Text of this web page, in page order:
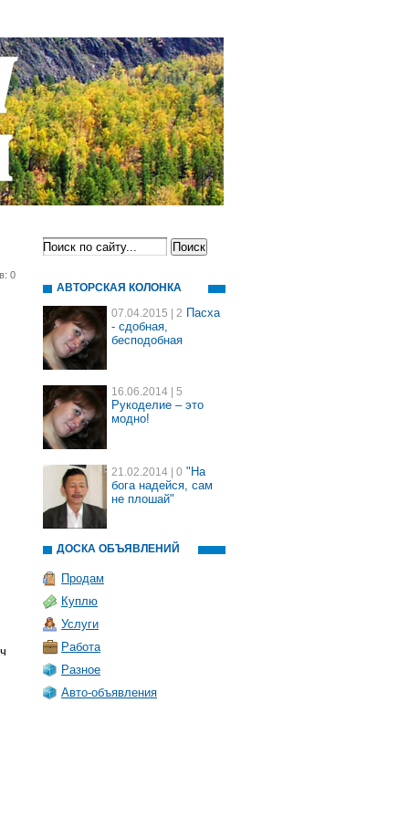
0
АВТОРСКАЯ КОЛОНКА
07.04.2015 | 2 Пасха
- сдобная,
бесподобная
16.06.2014 | 5
Рукоделие – это
модно!
21.02.2014 | 0 "На
бога надейся, сам
не плошай"
ДОСКА ОБЪЯВЛЕНИЙ
Продам
Куплю
Услуги
Работа
Разное
Авто-объявления